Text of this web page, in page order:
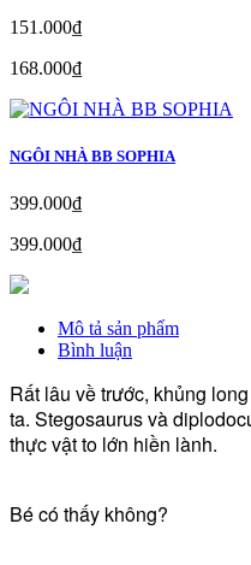
151.000₫
168.000₫
NGÔI NHÀ BB SOPHIA
399.000₫
399.000₫
Mô tả sản phẩm
Bình luận
Rất lâu về trước, khủng
ta. Stegosaurus và
thực vật to lớn hiền lành.
Bé có thấy không?